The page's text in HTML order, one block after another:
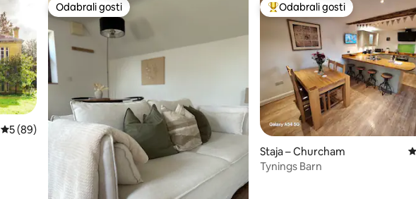
Prosječna ocjena: 5/5, recenzija: 89
5 (89)
Odabrali gosti
Odabrali gosti Među najviše rangiranima s
Odabrali gosti
Staja – Churcham
Tynings Barn